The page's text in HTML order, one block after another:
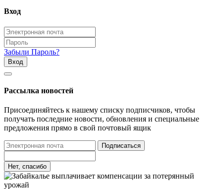
Вход
Забыли Пароль?
Вход
Рассылка новостей
Присоединяйтесь к нашему списку подписчиков, чтобы
получать последние новости, обновления и специальные
предложения прямо в свой почтовый ящик
Подписаться
Нет, спасибо